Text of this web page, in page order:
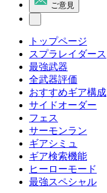
ご意見
トップページ
スプラレイダース
最強武器
全武器評価
おすすめギア構成
サイドオーダー
フェス
サーモンラン
ギアシミュ
ギア検索機能
ヒーローモード
最強スペシャル